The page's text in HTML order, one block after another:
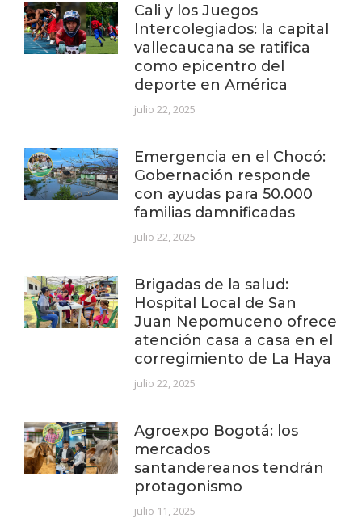
Cali y los Juegos
Intercolegiados: la capital
vallecaucana se ratifica
como epicentro del
deporte en América
julio 22, 2025
Emergencia en el Chocó:
Gobernación responde
con ayudas para 50.000
familias damnificadas
julio 22, 2025
Brigadas de la salud:
Hospital Local de San
Juan Nepomuceno ofrece
atención casa a casa en el
corregimiento de La Haya
julio 22, 2025
Agroexpo Bogotá: los
mercados
santandereanos tendrán
protagonismo
julio 11, 2025